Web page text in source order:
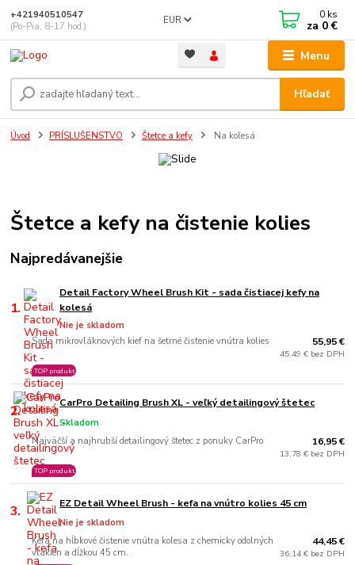
Menu
EUR
Hľadať
+421940510547
(Po-Pia, 8-17 hod.)
0 ks
za 0 €
Úvod PRÍSLUŠENSTVO Štetce a kefy Na kolesá
Štetce a kefy na čistenie kolies
Najpredávanejšie
1.
Detail Factory Wheel Brush Kit - sada čistiacej kefy na
kolesá
Sada mikrovláknových kief na šetrné čistenie vnútra kolies
Nie je skladom
TOP produkt
55,95 €
45,49 € bez DPH
2. CarPro Detailing Brush XL - veľký detailingový štetec
Najväčší a najhrubší detailingový štetec z ponuky CarPro
Skladom
TOP produkt
16,95 €
13,78 € bez DPH
3. EZ Detail Wheel Brush - kefa na vnútro kolies 45 cm
Kefa na hĺbkové čistenie vnútra kolesa z chemicky odolných
vlákien a dĺžkou 45 cm.
Nie je skladom
44,45 €
36,14 € bez DPH